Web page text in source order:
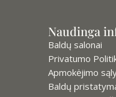
Naudinga
Baldų salonai
Privatumo
Apmokėjimo
Baldų